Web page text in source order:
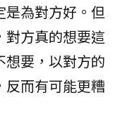
是為對方好。但
對方真的想要這
想要，以對方的
反而有可能更糟